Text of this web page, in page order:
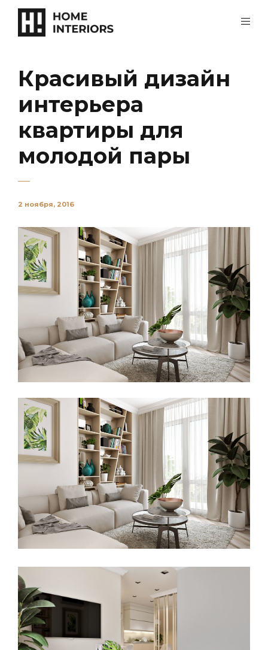
Красивый дизайн
интерьера
квартиры для
молодой пары
2 ноября, 2016